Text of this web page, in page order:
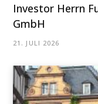
Investor Herrn
GmbH
21. JULI 2026